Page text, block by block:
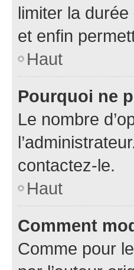
limiter la
et enfin
Haut
Pourquoi ne
Le nombre
contactez-le.
Haut
Comment
Comme pour